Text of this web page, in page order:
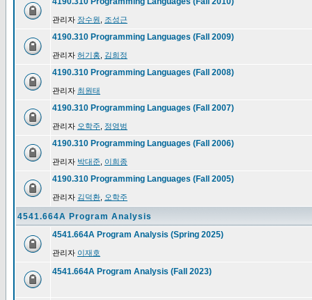
관리자 장수원 조성근
4190.310 Programming Languages (Fall 2009)
관리자 허기홍 김희정
4190.310 Programming Languages (Fall 2008)
관리자 최원태
4190.310 Programming Languages (Fall 2007)
관리자 오학주 정영범
4190.310 Programming Languages (Fall 2006)
관리자 박대준 이희종
4190.310 Programming Languages (Fall 2005)
관리자 김덕환 오학주
4541.664A Program Analysis
4541.664A Program Analysis (Spring 2025)
관리자 이재호
4541.664A Program Analysis (Fall 2023)